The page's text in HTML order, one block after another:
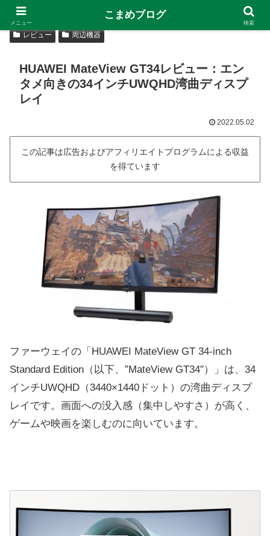
レビュー 周辺機器
HUAWEI MateView GT34レビュー：エン
タメ向きの34インチUWQHD湾曲ディスプ
レイ
2022.05.02
この記事は広告およびアフィリエイトプログラムによる収益
を得ています
ファーウェイの「HUAWEI MateView GT 34-inch
Standard Edition（以下、”MateView GT34″）」は、34
インチUWQHD（3440×1440ドット）の湾曲ディスプ
レイです。画面への没入感（集中しやすさ）が高く、
ゲームや映画を楽しむのに向いています。
メニュー
こまめブログ
検索